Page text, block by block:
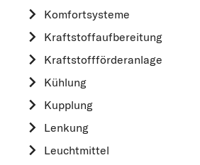
Komfortsysteme
Kraftstoff­aufbereitung
Kraftstoff­förderanlage
Kühlung
Kupplung
Lenkung
Leuchtmittel